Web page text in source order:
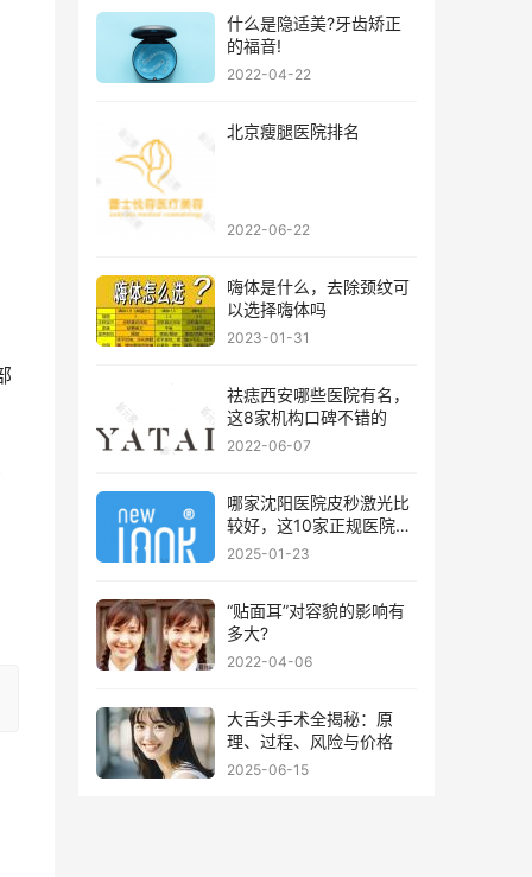
什么是隐适美?牙齿矫正
的福音!
2022-04-22
北京瘦腿医院排名
2022-06-22
嗨体是什么，去除颈纹可
以选择嗨体吗
2023-01-31
祛痣西安哪些医院有名，
这8家机构口碑不错的
2022-06-07
哪家沈阳医院皮秒激光比
较好，这10家正规医院值
得你看看
2025-01-23
“贴面耳”对容貌的影响有
多大?
2022-04-06
大舌头手术全揭秘：原
理、过程、风险与价格
2025-06-15